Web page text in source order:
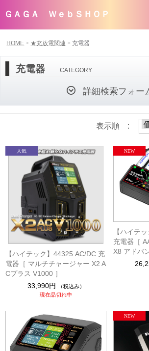
ＧＡＧＡ ＷｅｂＳＨＯＰ
HOME ★充放電関連 充電器
充電器 CATEGORY
詳細検索フォー
表示順 :
【ハイテック】44325 AC/DC 充
電器［ マルチチャージャー X2 A
Cプラス V1000 ］
33,990円
（税込み）
現在品切れ中
【ハイテ
充電器［
X8 アドバ